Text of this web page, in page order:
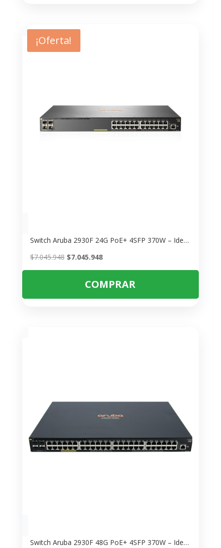
¡Oferta!
Switch Aruba 2930F 24G PoE+ 4SFP 370W – Ideal para Redes Empresariales
$7.045.948 El
original
$7.045.948.
$7.045.948El
actual
es:
$7.045.948.
COMPRAR
Switch Aruba 2930F 48G PoE+ 4SFP 370W – Ideal para Redes Empresariales